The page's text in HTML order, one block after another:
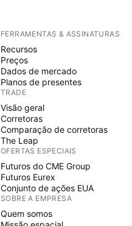
FERRAMENTAS & ASSINATURAS
Recursos
Preços
Dados de mercado
Planos de presentes
TRADE
Visão geral
Corretoras
Comparação de corretoras
The Leap
OFERTAS ESPECIAIS
Futuros do CME Group
Futuros Eurex
Conjunto de ações EUA
SOBRE A EMPRESA
Quem somos